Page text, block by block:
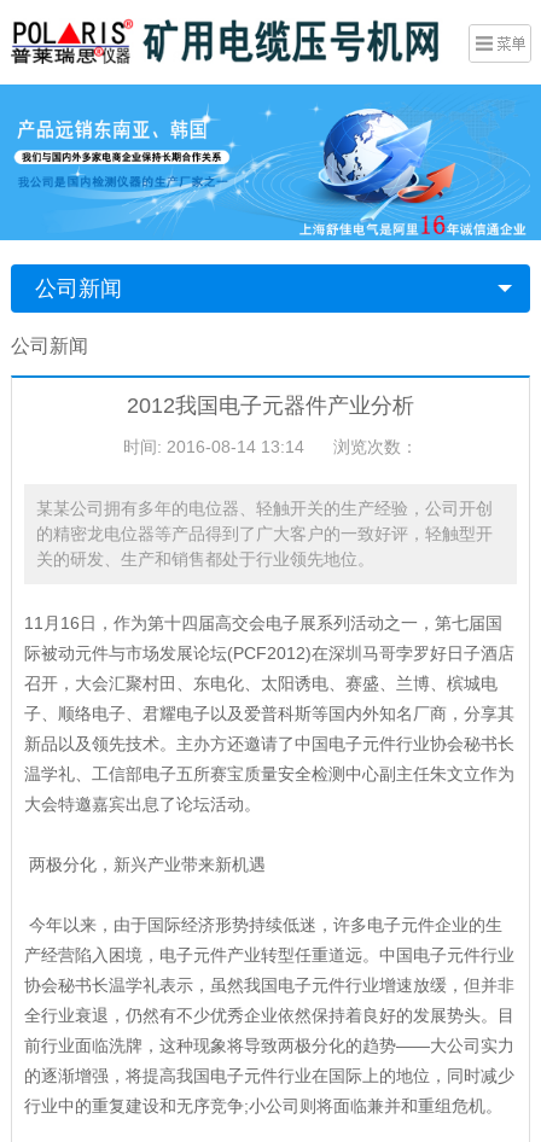
公司新闻
公司新闻
2012我国电子元器件产业分析
时间: 2016-08-14 13:14 浏览次数：
某某公司拥有多年的电位器、轻触开关的生产经验，公司开创
的精密龙电位器等产品得到了广大客户的一致好评，轻触型开
关的研发、生产和销售都处于行业领先地位。
11月16日，作为第十四届高交会电子展系列活动之一，第七届国
际被动元件与市场发展论坛(PCF2012)在深圳马哥孛罗好日子酒店
召开，大会汇聚村田、东电化、太阳诱电、赛盛、兰博、槟城电
子、顺络电子、君耀电子以及爱普科斯等国内外知名厂商，分享其
新品以及领先技术。主办方还邀请了中国电子元件行业协会秘书长
温学礼、工信部电子五所赛宝质量安全检测中心副主任朱文立作为
大会特邀嘉宾出息了论坛活动。
两极分化，新兴产业带来新机遇
今年以来，由于国际经济形势持续低迷，许多电子元件企业的生
产经营陷入困境，电子元件产业转型任重道远。中国电子元件行业
协会秘书长温学礼表示，虽然我国电子元件行业增速放缓，但并非
全行业衰退，仍然有不少优秀企业依然保持着良好的发展势头。目
前行业面临洗牌，这种现象将导致两极分化的趋势——大公司实力
的逐渐增强，将提高我国电子元件行业在国际上的地位，同时减少
行业中的重复建设和无序竞争;小公司则将面临兼并和重组危机。